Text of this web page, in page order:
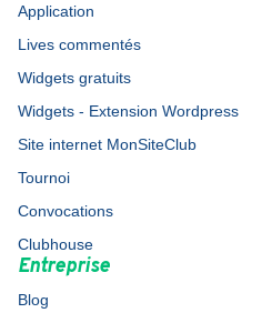
Application
Lives commentés
Widgets gratuits
Widgets - Extension Wordpress
Site internet MonSiteClub
Tournoi
Convocations
Clubhouse
Entreprise
Blog